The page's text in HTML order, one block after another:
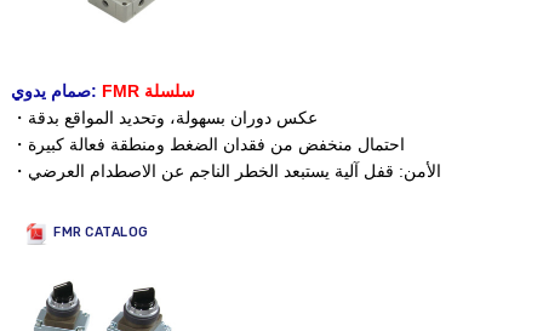
صمام يدوي:
FMR سلسلة
・عكس دوران بسهولة، وتحديد المواقع بدقة
・احتمال منخفض من فقدان الضغط ومنطقة فعالة كبيرة
・الأمن: قفل آلية يستبعد الخطر الناجم عن الاصطدام العرضي
FMR CATALOG